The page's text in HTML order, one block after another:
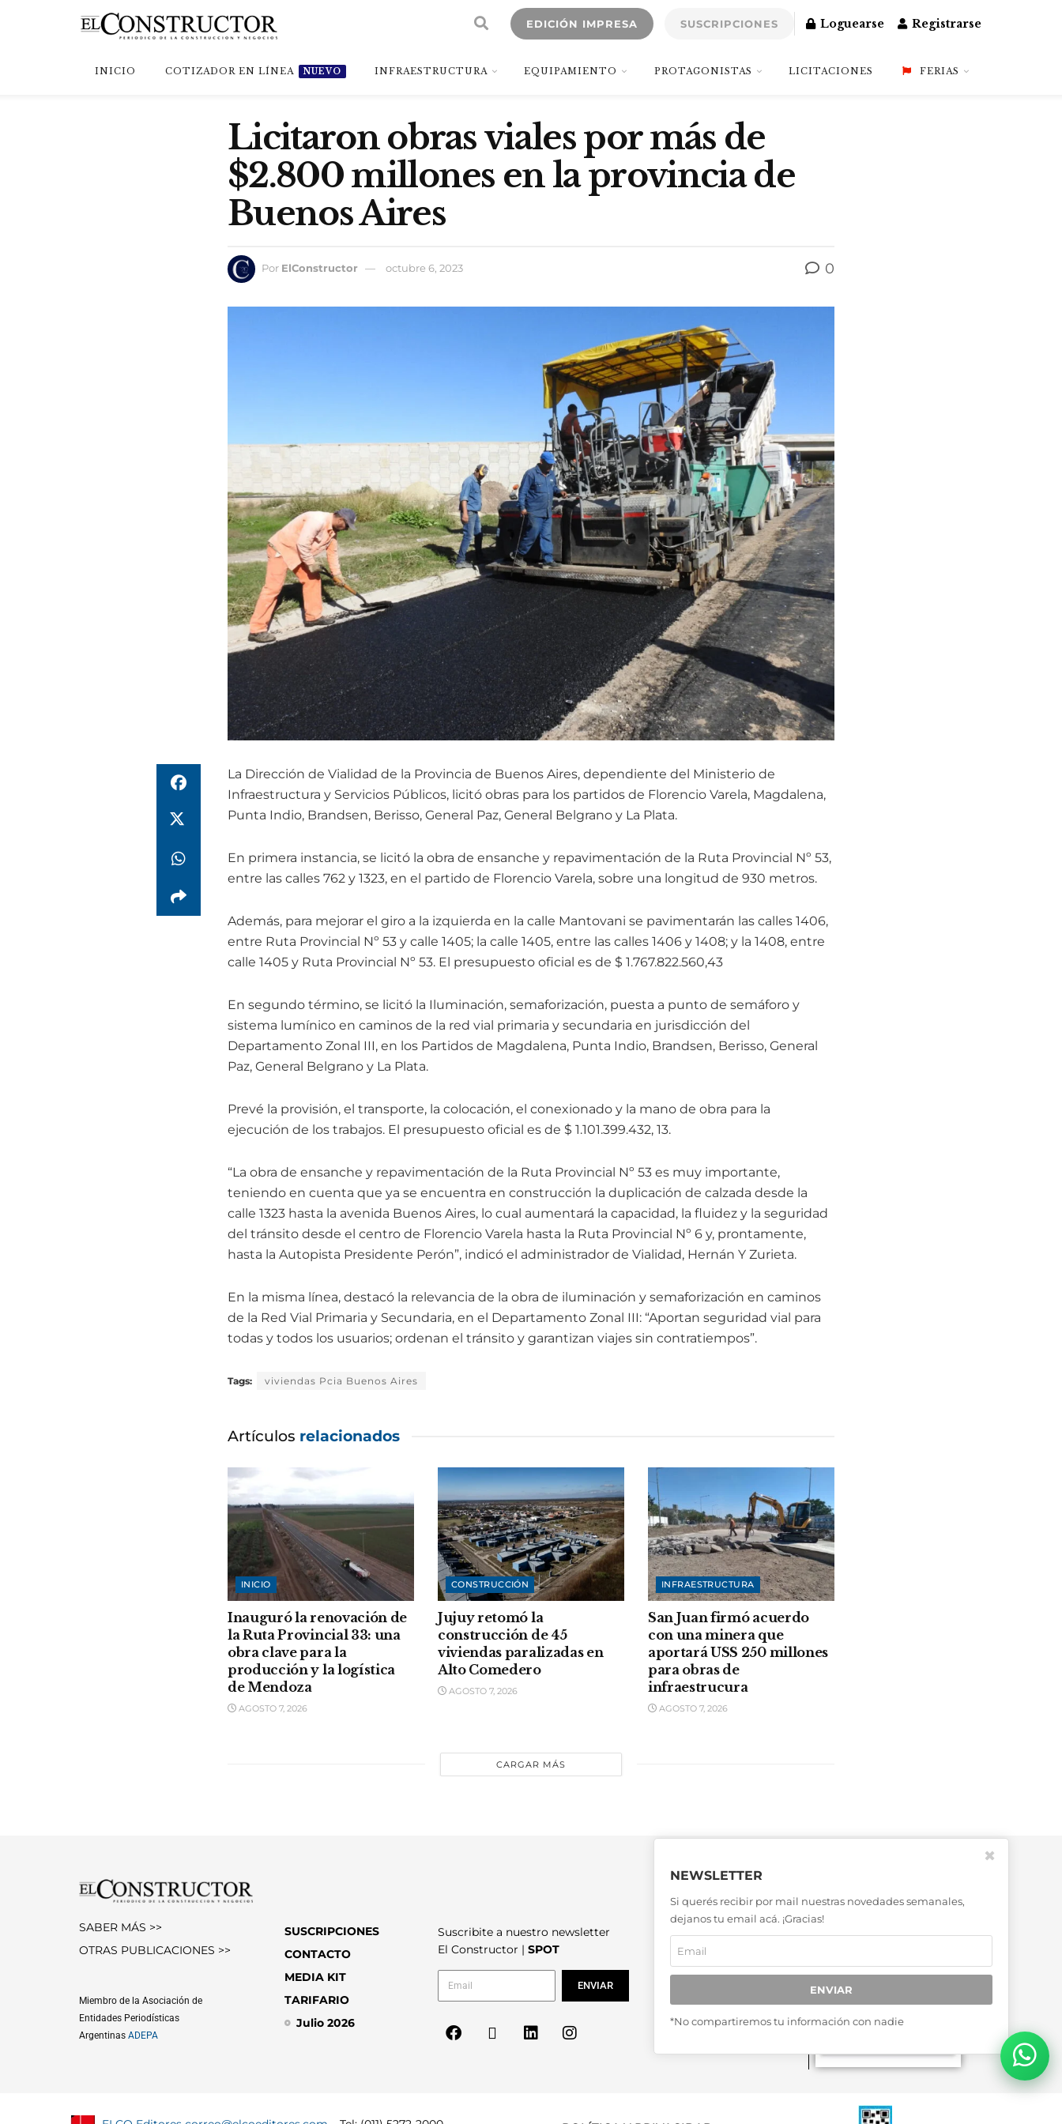
EDICIÓN IMPRESA SUSCRIPCIONES Loguearse Registrarse
INICIO COTIZADOR EN LÍNEA NUEVO INFRAESTRUCTURA EQUIPAMIENTO PROTAGONISTAS LICITACIONES FERIAS
Licitaron obras viales por más de
$2.800 millones en la provincia de
Buenos Aires
Por ElConstructor octubre 6, 2023 0
La Dirección de Vialidad de la Provincia de Buenos Aires, dependiente del Ministerio de
Infraestructura y Servicios Públicos, licitó obras para los partidos de Florencio Varela, Magdalena,
Punta Indio, Brandsen, Berisso, General Paz, General Belgrano y La Plata.
En primera instancia, se licitó la obra de ensanche y repavimentación de la Ruta Provincial Nº 53,
entre las calles 762 y 1323, en el partido de Florencio Varela, sobre una longitud de 930 metros.
Además, para mejorar el giro a la izquierda en la calle Mantovani se pavimentarán las calles 1406,
entre Ruta Provincial Nº 53 y calle 1405; la calle 1405, entre las calles 1406 y 1408; y la 1408, entre
calle 1405 y Ruta Provincial Nº 53. El presupuesto oficial es de $ 1.767.822.560,43
En segundo término, se licitó la Iluminación, semaforización, puesta a punto de semáforo y
sistema lumínico en caminos de la red vial primaria y secundaria en jurisdicción del
Departamento Zonal III, en los Partidos de Magdalena, Punta Indio, Brandsen, Berisso, General
Paz, General Belgrano y La Plata.
Prevé la provisión, el transporte, la colocación, el conexionado y la mano de obra para la
ejecución de los trabajos. El presupuesto oficial es de $ 1.101.399.432, 13.
“La obra de ensanche y repavimentación de la Ruta Provincial Nº 53 es muy importante,
teniendo en cuenta que ya se encuentra en construcción la duplicación de calzada desde la
calle 1323 hasta la avenida Buenos Aires, lo cual aumentará la capacidad, la fluidez y la seguridad
del tránsito desde el centro de Florencio Varela hasta la Ruta Provincial Nº 6 y, prontamente,
hasta la Autopista Presidente Perón”, indicó el administrador de Vialidad, Hernán Y Zurieta.
En la misma línea, destacó la relevancia de la obra de iluminación y semaforización en caminos
de la Red Vial Primaria y Secundaria, en el Departamento Zonal III: “Aportan seguridad vial para
todas y todos los usuarios; ordenan el tránsito y garantizan viajes sin contratiempos”.
Tags: viviendas Pcia Buenos Aires
Artículos relacionados
INICIO
Inauguró la renovación de
la Ruta Provincial 33: una
obra clave para la
producción y la logística
de Mendoza
AGOSTO 7, 2026
CONSTRUCCIÓN
Jujuy retomó la
construcción de 45
viviendas paralizadas en
Alto Comedero
AGOSTO 7, 2026
INFRAESTRUCTURA
San Juan firmó acuerdo
con una minera que
aportará USS 250 millones
para obras de
infraestrucura
AGOSTO 7, 2026
CARGAR MÁS
SABER MÁS >>
OTRAS PUBLICACIONES >>
Miembro de la Asociación de
Entidades Periodísticas
Argentinas ADEPA
SUSCRIPCIONES
CONTACTO
MEDIA KIT
TARIFARIO
Julio 2026
Suscribite a nuestro newsletter
El Constructor | SPOT
ENVIAR
NEWSLETTER
Si querés recibir por mail nuestras novedades semanales,
dejanos tu email acá. ¡Gracias!
ENVIAR
*No compartiremos tu información con nadie
✖